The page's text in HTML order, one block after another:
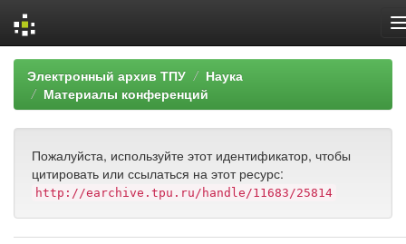
Skip
navigation
Электронный архив ТПУ
Наука
Материалы конференций
Пожалуйста, используйте этот идентификатор, чтобы
цитировать или ссылаться на этот ресурс:
http://earchive.tpu.ru/handle/11683/25814